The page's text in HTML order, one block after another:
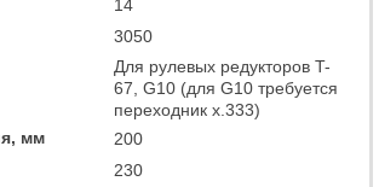
14
3050
Для рулевых редукторов T-
67, G10 (для G10 требуется
переходник x.333)
мм
200
230